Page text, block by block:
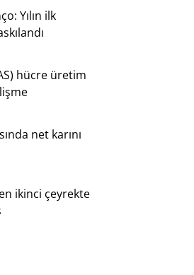
Yılın ilk
hücre üretim
net karını
ikinci çeyrekte